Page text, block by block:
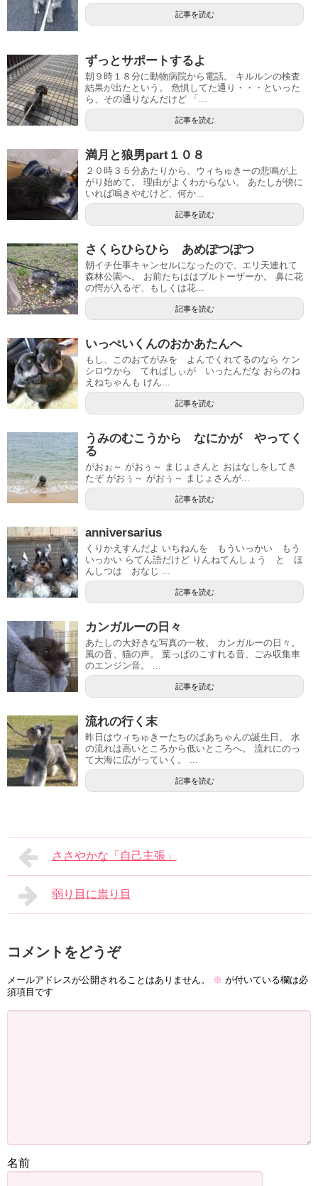
記事を読む
ずっとサポートするよ
朝９時１８分に動物病院から電話。 キルルンの検査
結果が出たという。 危惧してた通り・・・といった
ら、その通りなんだけど 「...
記事を読む
満月と狼男part１０８
２０時３５分あたりから、ウィちゅきーの悲鳴が上
がり始めて。 理由がよくわからない。 あたしが傍に
いれば鳴きやむけど、何か...
記事を読む
さくらひらひら あめぽつぽつ
朝イチ仕事キャンセルになったので、エリ天連れて
森林公園へ。 お前たちははブルトーザーか。 鼻に花
の愕が入るぞ、もしくは花...
記事を読む
いっぺいくんのおかあたんへ
もし、このおてがみを よんでくれてるのなら ケン
シロウから てれぱしぃが いったんだな おらのね
えねちゃんも けん...
記事を読む
うみのむこうから なにかが やってく
る
がおぉ～ がおぅ～ まじょさんと おはなしをしてき
たぞ がおぅ～ がおぅ～ まじょさんが...
記事を読む
anniversarius
くりかえすんだよ いちねんを もういっかい もう
いっかい らてん語だけど りんねてんしょう と ほ
んしつは おなじ ...
記事を読む
カンガルーの日々
あたしの大好きな写真の一枚。 カンガルーの日々。
風の音、猫の声。 葉っぱのこすれる音、ごみ収集車
のエンジン音。 ...
記事を読む
流れの行く末
昨日はウィちゅきーたちのばあちゃんの誕生日。 水
の流れは高いところから低いところへ。 流れにのっ
て大海に広がっていく。 ...
記事を読む
ささやかな「自己主張」
弱り目に祟り目
コメントをどうぞ
メールアドレスが公開されることはありません。 ※ が付いている欄は必
須項目です
名前